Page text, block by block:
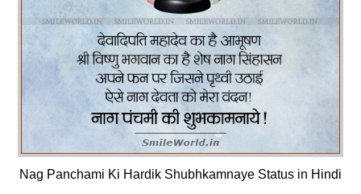
Nag Panchami Ki Hardik Shubhkamnaye Status in Hindi